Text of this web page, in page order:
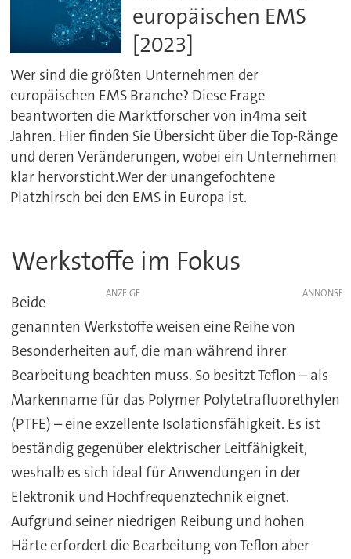
europäischen EMS
[2023]
Wer sind die größten Unternehmen der
europäischen EMS Branche? Diese Frage
beantworten die Marktforscher von in4ma seit
Jahren. Hier finden Sie Übersicht über die Top-Ränge
und deren Veränderungen, wobei ein Unternehmen
klar hervorsticht.Wer der unangefochtene
Platzhirsch bei den EMS in Europa ist.
Werkstoffe im Fokus
ANZEIGE
Beide
genannten Werkstoffe weisen eine Reihe von
Besonderheiten auf, die man während ihrer
Bearbeitung beachten muss. So besitzt Teflon – als
Markenname für das Polymer Polytetrafluorethylen
(PTFE) – eine exzellente Isolationsfähigkeit. Es ist
beständig gegenüber elektrischer Leitfähigkeit,
weshalb es sich ideal für Anwendungen in der
Elektronik und Hochfrequenztechnik eignet.
Aufgrund seiner niedrigen Reibung und hohen
Härte erfordert die Bearbeitung von Teflon aber